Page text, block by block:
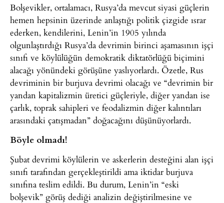
Bolşevikler, ortalamacı, Rusya’da mevcut siyasi güçlerin
hemen hepsinin üzerinde anlaştığı politik çizgide ısrar
ederken, kendilerini, Lenin’in 1905 yılında
olgunlaştırdığı Rusya’da devrimin birinci aşamasının işçi
sınıfı ve köylülüğün demokratik diktatörlüğü biçimini
alacağı yönündeki görüşüne yaslıyorlardı. Özetle, Rus
devriminin bir burjuva devrimi olacağı ve “devrimin bir
yandan kapitalizmin üretici güçleriyle, diğer yandan ise
çarlık, toprak sahipleri ve feodalizmin diğer kalıntıları
arasındaki çatışmadan” doğacağını düşünüyorlardı.
Böyle olmadı!
Şubat devrimi köylülerin ve askerlerin desteğini alan işçi
sınıfı tarafından gerçekleştirildi ama iktidar burjuva
sınıfına teslim edildi. Bu durum, Lenin’in “eski
bolşevik” görüş dediği analizin değiştirilmesine ve